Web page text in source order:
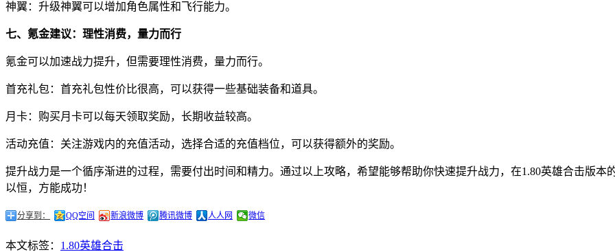
神翼：升级神翼可以增加角色属性和飞行能力。
七、氪金建议：理性消费，量力而行
氪金可以加速战力提升，但需要理性消费，量力而行。
首充礼包：首充礼包性价比很高，可以获得一些基础装备和道具。
月卡：购买月卡可以每天领取奖励，长期收益较高。
活动充值：关注游戏内的充值活动，选择合适的充值档位，可以获得额外的奖励。
提升战力是一个循序渐进的过程，需要付出时间和精力。通过以上攻略，希望能够帮助你快速提升战力，在1.80英雄合击版
以恒，方能成功！
分享到： QQ空间 新浪微博 腾讯微博 人人网 微信
本文标签： 1.80英雄合击